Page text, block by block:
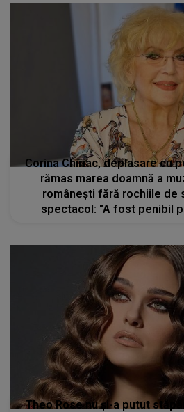
Corina Chiriac, deplasare cu
rămas marea doamnă a
românești fără rochiile de
spectacol: "A fost penibil
Theo Rose nu și-a putut